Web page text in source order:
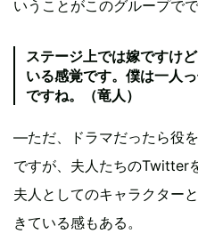
いうことがこのグループで
ステージ上では嫁ですけ
いる感覚です。僕は一人
ですね。（竜人）
―ただ、ドラマだったら役
ですが、夫人たちのTwitter
夫人としてのキャラクター
きている感もある。